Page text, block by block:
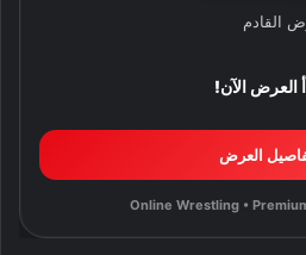
القادم
العرض الآن!
العرض
Online Wrestling •